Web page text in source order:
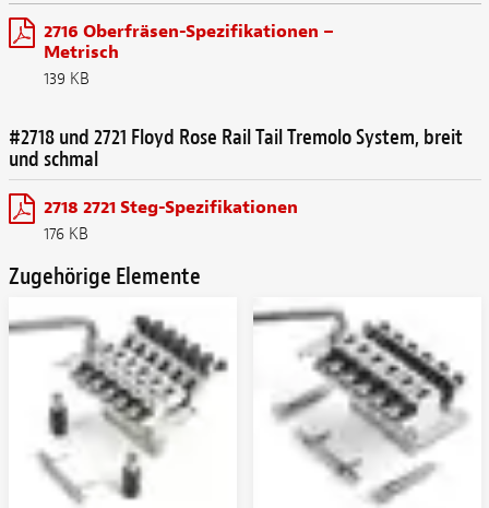
2716 Oberfräsen-Spezifikationen –
Metrisch
139 KB
#2718 und 2721 Floyd Rose Rail Tail Tremolo System, breit
und schmal
2718 2721 Steg-Spezifikationen
176 KB
Zugehörige Elemente